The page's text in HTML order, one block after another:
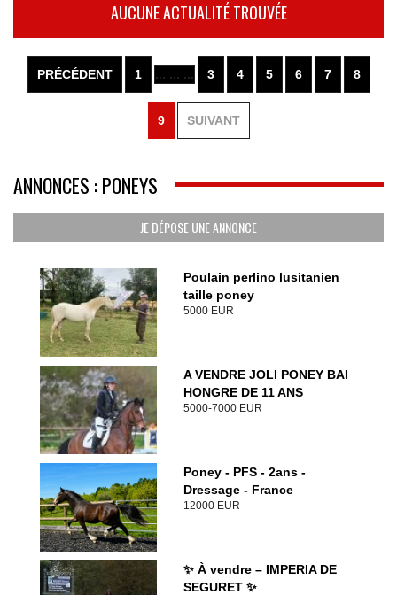
AUCUNE ACTUALITÉ TROUVÉE
PRÉCÉDENT 1 ... ... ... 3 4 5 6 7 8
9 SUIVANT
ANNONCES : PONEYS
JE DÉPOSE UNE ANNONCE
Poulain perlino lusitanien
taille poney
5000 EUR
A VENDRE JOLI PONEY BAI
HONGRE DE 11 ANS
5000-7000 EUR
Poney - PFS - 2ans -
Dressage - France
12000 EUR
✨ À vendre – IMPERIA DE
SEGURET ✨